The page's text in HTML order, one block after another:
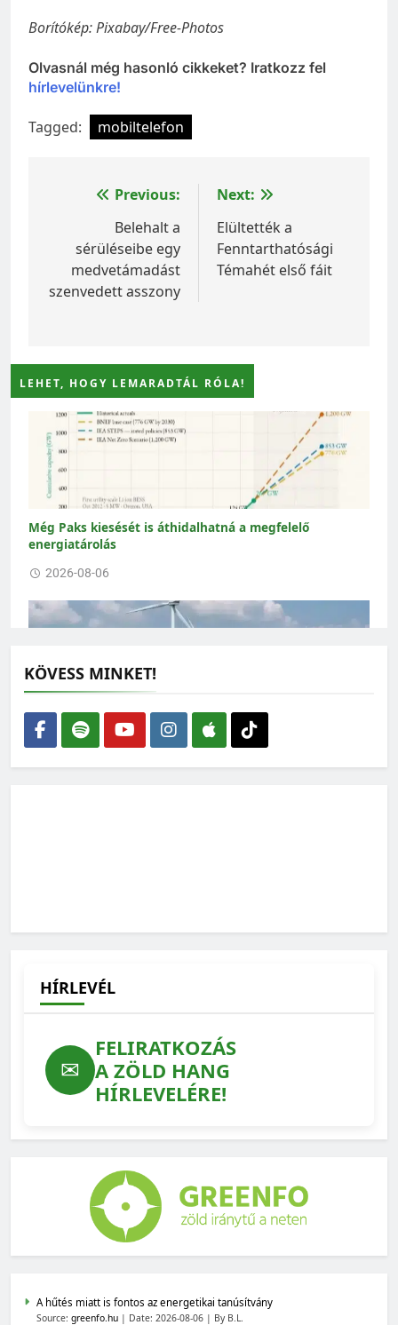
Borítókép: Pixabay/Free-Photos
Olvasnál még hasonló cikkeket? Iratkozz fel
hírlevelünkre!
Tagged: mobiltelefon
Bejegyzés
navigáció
Previous:
Belehalt a
sérüléseibe egy
medvetámadást
szenvedett asszony
Next:
Elültették a
Fenntarthatósági
Témahét első fáit
LEHET, HOGY LEMARADTÁL RÓLA!
Még Paks kiesését is áthidalhatná a megfelelő
energiatárolás
2026-08-06
Épüljenek szélerőművek – de ne bárhová
2026-08-05
KÖVESS MINKET!
HÍRLEVÉL
✉
FELIRATKOZÁS
A ZÖLD HANG
HÍRLEVELÉRE!
A hűtés miatt is fontos az energetikai tanúsítvány
Source: greenfo.hu Date: 2026-08-06 By B.L.